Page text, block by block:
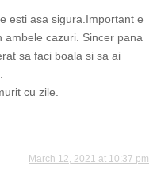
esti asa sigura.Important e
ambele cazuri. Sincer pana
sa faci boala si sa ai
cu zile.
March 12, 2021 at 10:37 pm